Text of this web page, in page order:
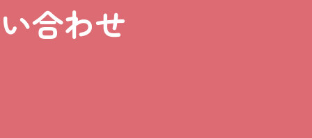
合わせ